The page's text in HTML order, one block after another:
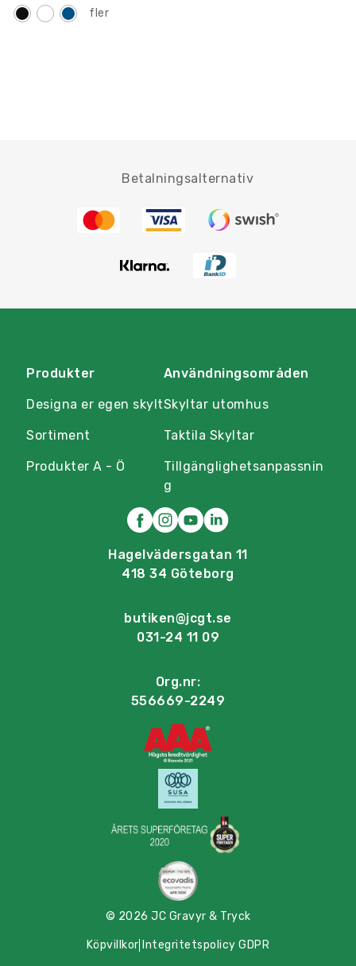
fler
Betalningsalternativ
Produkter
Designa er egen skylt
Sortiment
Produkter A - Ö
Användningsområden
Skyltar utomhus
Taktila Skyltar
Tillgänglighetsanpassnin
g
Hagelvädersgatan 11
418 34 Göteborg
butiken@jcgt.se
031-24 11 09
Org.nr:
556669-2249
© 2026 JC Gravyr & Tryck
Köpvillkor Integritetspolicy GDPR